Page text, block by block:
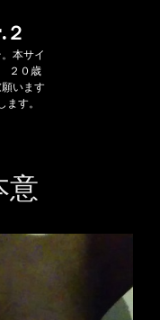
本サイ
２０歳
います
す。
意